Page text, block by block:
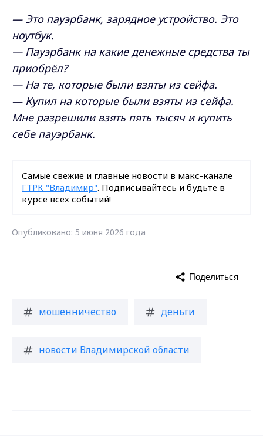
— Это пауэрбанк, зарядное устройство. Это
ноутбук.
— Пауэрбанк на какие денежные средства ты
приобрёл?
— На те, которые были взяты из сейфа.
— Купил на которые были взяты из сейфа.
Мне разрешили взять пять тысяч и купить
себе пауэрбанк.
Самые свежие и главные новости в макс-канале
ГТРК "Владимир". Подписывайтесь и будьте в
курсе всех событий!
Опубликовано: 5 июня 2026 года
мошенничество деньги
новости Владимирской области
Поделиться